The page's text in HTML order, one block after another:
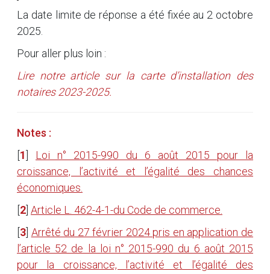
La date limite de réponse a été fixée au 2 octobre
2025.
Pour aller plus loin :
Lire notre article sur la carte d’installation des
notaires 2023-2025.
Notes :
1
Loi n° 2015-990 du 6 août 2015 pour la
croissance, l’activité et l’égalité des chances
économiques.
2 Article L. 462-4-1-du Code de commerce.
3 Arrêté du 27 février 2024 pris en application de
l’article 52 de la loi n° 2015-990 du 6 août 2015
pour la croissance, l’activité et l’égalité des